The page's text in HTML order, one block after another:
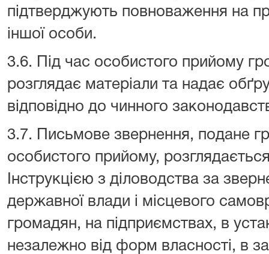
підтверджують повноваження на
іншої особи.
3.6. Під час особистого прийому
розглядає матеріали та надає
відповідно до чинного
3.7. Письмове звернення, подане
особистого прийому,
Інструкцією з діловодства за
державної влади і місцевого
громадян, на підприємствах, в
незалежно від форм власності, в